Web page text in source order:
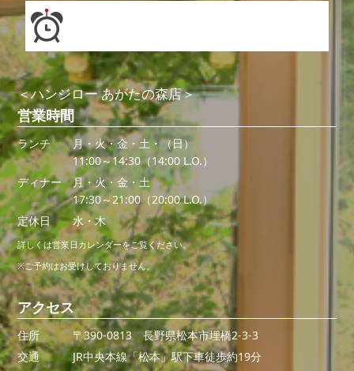
＜ハンジロー あがたの森店＞
営業時間
ランチ
月・火・金・土・（日）
11:00～14:30（14:00 L.O.）
ディナー
月・火・金・土
17:30～21:00（20:00 L.O.）
定休日
水・木
詳しくは営業日カレンダーをご覧ください。
※ご予約はお受けしておりません。
アクセス
住所
〒390-0813 長野県松本市埋橋2-3-3
交通
JR中央本線「松本」駅下車徒歩約19分